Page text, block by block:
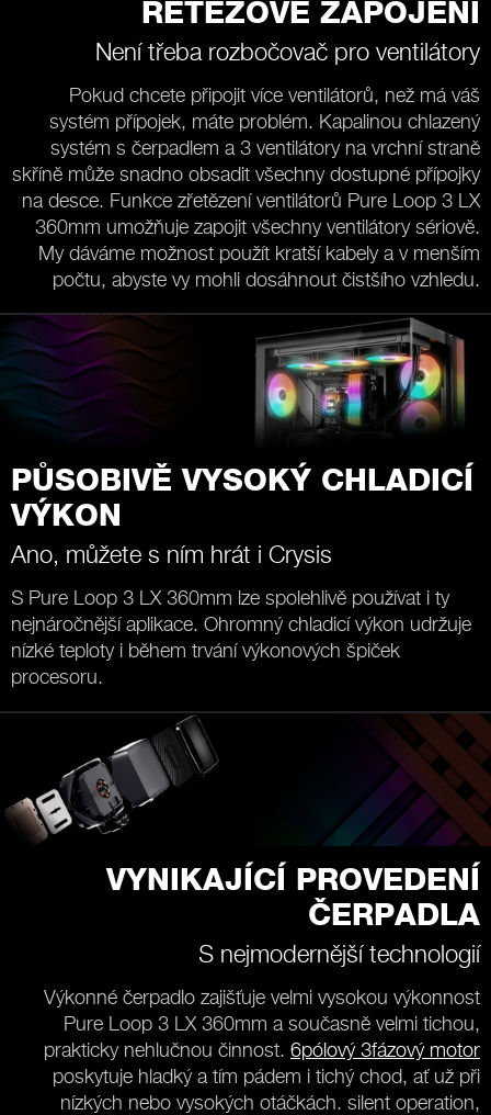
ŘETĚZOVÉ ZAPOJENÍ
Není třeba rozbočovač pro ventilátory
Pokud chcete připojit více ventilátorů, než má váš
systém přípojek, máte problém. Kapalinou chlazený
systém s čerpadlem a 3 ventilátory na vrchní straně
skříně může snadno obsadit všechny dostupné přípojky
na desce. Funkce zřetězení ventilátorů Pure Loop 3 LX
360mm umožňuje zapojit všechny ventilátory sériově.
My dáváme možnost použít kratší kabely a v menším
počtu, abyste vy mohli dosáhnout čistšího vzhledu.
PŮSOBIVĚ VYSOKÝ CHLADICÍ
VÝKON
Ano, můžete s ním hrát i Crysis
S Pure Loop 3 LX 360mm lze spolehlivě používat i ty
nejnáročnější aplikace. Ohromný chladicí výkon udržuje
nízké teploty i během trvání výkonových špiček
procesoru.
VYNIKAJÍCÍ PROVEDENÍ
ČERPADLA
S nejmodernější technologií
Výkonné čerpadlo zajišťuje velmi vysokou výkonnost
Pure Loop 3 LX 360mm a současně velmi tichou,
prakticky nehlučnou činnost. 6pólový 3fázový motor
poskytuje hladký a tím pádem i tichý chod, ať už při
nízkých nebo vysokých otáčkách. silent operation,